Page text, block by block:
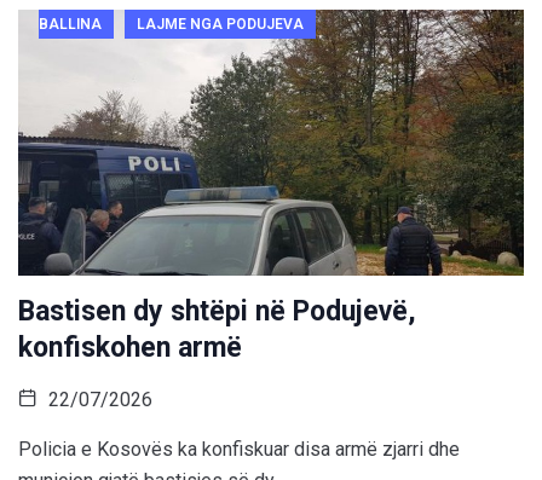
BALLINA LAJME NGA PODUJEVA
Bastisen dy shtëpi në Podujevë,
konfiskohen armë
22/07/2026
Policia e Kosovës ka konfiskuar disa armë zjarri dhe